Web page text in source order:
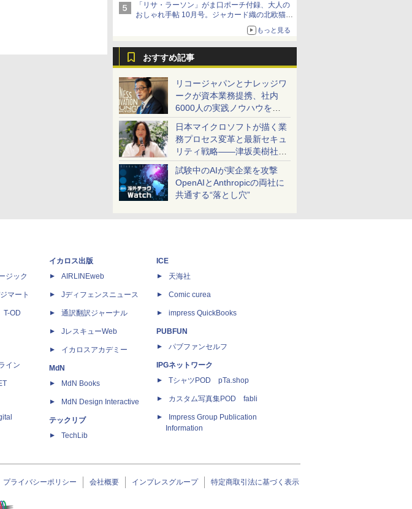
「リサ・ラーソン」がま口ポーチ付録、大人の
おしゃれ手帖 10月号。ジャカード織の北欧猫デ
もっと見る
おすすめ記事
リコージャパンとナレッジワ
ークが資本業務提携、社内
6000人の実践ノウハウを生
かした「AI商談記録 for
RICOH」を展開へ
日本マイクロソフトが描く業
務プロセス変革と最新セキュ
リティ戦略――津坂美樹社長
が2027年度戦略を説明
試験中のAIが実企業を攻撃
OpenAIとAnthropicの両社に
共通する“落とし穴”
ジック
マート
OD
イン
イカロス出版
AIRLINEweb
Jディフェンスニュース
通訳翻訳ジャーナル
JレスキューWeb
イカロスアカデミー
MdN
MdN Books
MdN Design Interactive
テックリブ
TechLib
ICE
天海社
Comic curea
impress QuickBooks
PUBFUN
パブファンセルフ
IPGネットワーク
TシャツPOD pTa.shop
カスタム写真集POD fabli
Impress Group Publication
Information
プライバシーポリシー 会社概要 インプレスグループ 特定商取引法に基づく表示